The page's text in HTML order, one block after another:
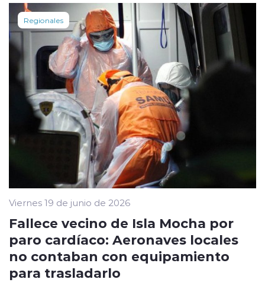
Regionales
Viernes 19 de junio de 2026
Fallece vecino de Isla Mocha por
paro cardíaco: Aeronaves locales
no contaban con equipamiento
para trasladarlo